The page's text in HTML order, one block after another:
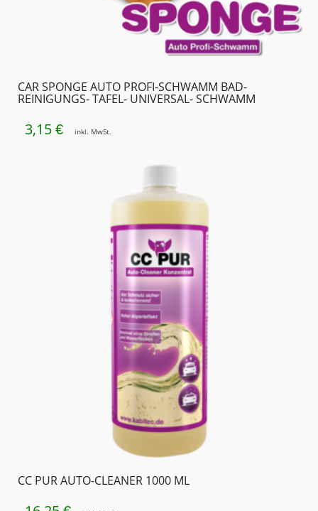
CAR SPONGE AUTO PROFI-SCHWAMM BAD-
REINIGUNGS- TAFEL- UNIVERSAL- SCHWAMM
3,15 € inkl. MwSt.
CC PUR AUTO-CLEANER 1000 ML